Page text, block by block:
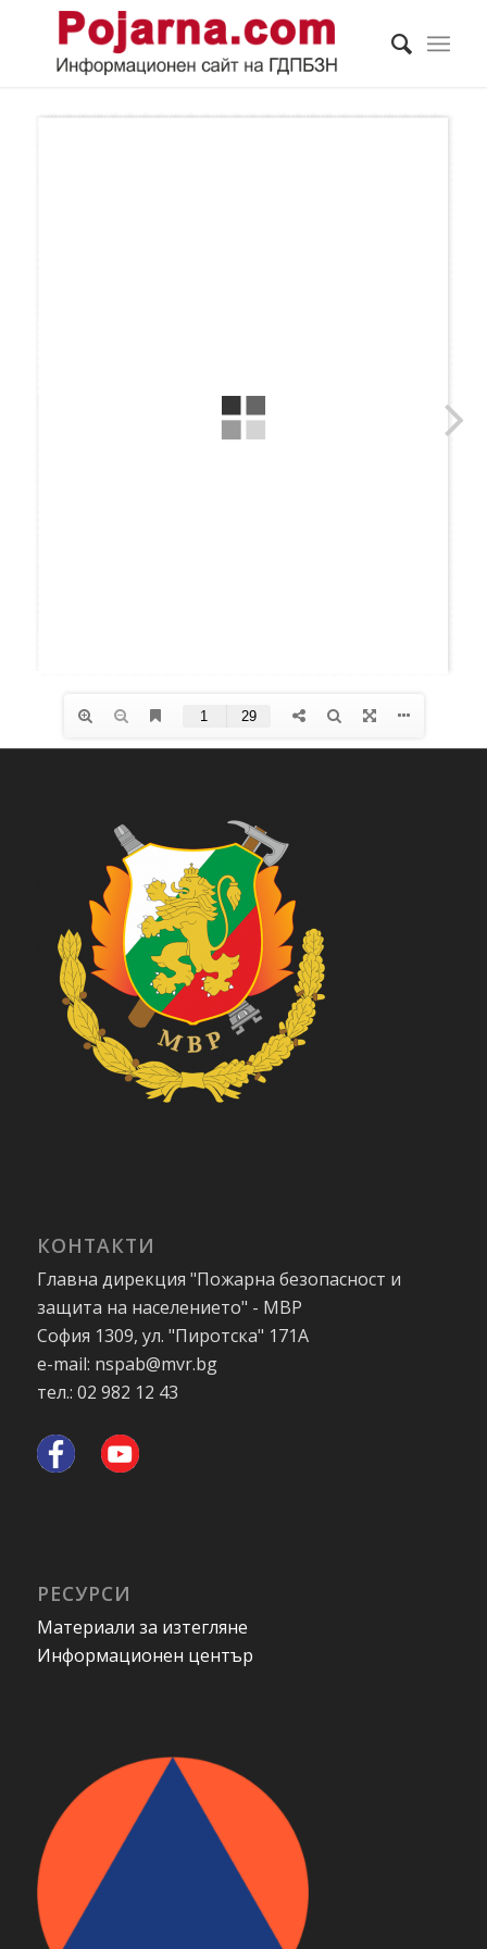
КОНТАКТИ
Главна дирекция "Пожарна безопасност и
защита на населението" - МВР
София 1309, ул. "Пиротска" 171А
e-mail: nspab@mvr.bg
тел.: 02 982 12 43
РЕСУРСИ
Материали за изтегляне
Информационен център